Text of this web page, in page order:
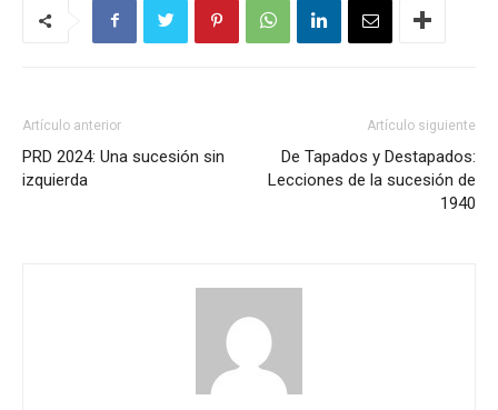
Artículo anterior
PRD 2024: Una sucesión sin
izquierda
Artículo siguiente
De Tapados y Destapados:
Lecciones de la sucesión de
1940